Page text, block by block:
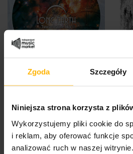
Zgoda Szczegóły
Niniejsza strona korzysta z
Wykorzystujemy pliki cookie do
i reklam, aby oferować funkcje
analizować ruch w naszej
19,32 $